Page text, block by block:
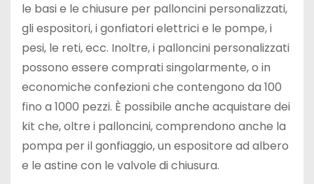
le basi e le chiusure per palloncini personalizzati,
gli espositori, i gonfiatori elettrici e le pompe, i
pesi, le reti, ecc. Inoltre, i palloncini personalizzati
possono essere comprati singolarmente, o in
economiche confezioni che contengono da 100
fino a 1000 pezzi. È possibile anche acquistare dei
kit che, oltre i palloncini, comprendono anche la
pompa per il gonfiaggio, un espositore ad albero
e le astine con le valvole di chiusura.